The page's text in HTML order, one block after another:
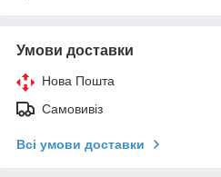
Умови доставки
Нова Пошта
Самовивіз
Всі умови доставки